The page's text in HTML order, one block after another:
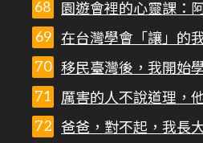
園遊會裡的心靈課：
在台灣學會「讓」的
移民臺灣後，我開始
厲害的人不說道理，
爸爸，對不起，我長